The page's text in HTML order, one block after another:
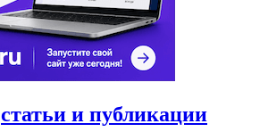
статьи и публикации